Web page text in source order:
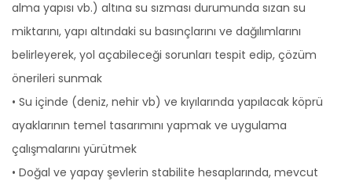
alma yapısı vb.) altına su sızması durumunda sızan su
miktarını, yapı altındaki su basınçlarını ve dağılımlarını
belirleyerek, yol açabileceği sorunları tespit edip, çözüm
önerileri sunmak
• Su içinde (deniz, nehir vb) ve kıyılarında yapılacak köprü
ayaklarının temel tasarımını yapmak ve uygulama
çalışmalarını yürütmek
• Doğal ve yapay şevlerin stabilite hesaplarında, mevcut